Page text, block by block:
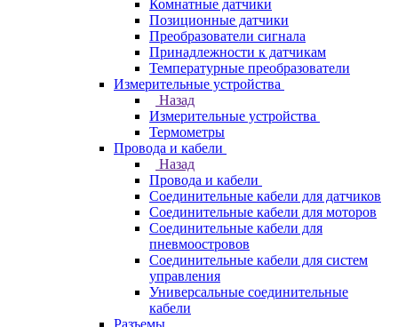
Комнатные датчики
Позиционные датчики
Преобразователи сигнала
Принадлежности к датчикам
Температурные преобразователи
Измерительные устройства
Назад
Измерительные устройства
Термометры
Провода и кабели
Назад
Провода и кабели
Соединительные кабели для датчиков
Соединительные кабели для моторов
Соединительные кабели для
пневмоостровов
Соединительные кабели для систем
управления
Универсальные соединительные
кабели